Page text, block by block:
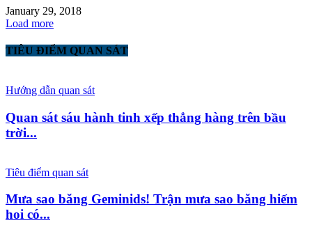
January 29, 2018
Load more
TIÊU ĐIỂM QUAN SÁT
Hướng dẫn quan sát
Quan sát sáu hành tinh xếp thẳng hàng trên bầu
trời...
Tiêu điểm quan sát
Mưa sao băng Geminids! Trận mưa sao băng hiếm
hoi có...